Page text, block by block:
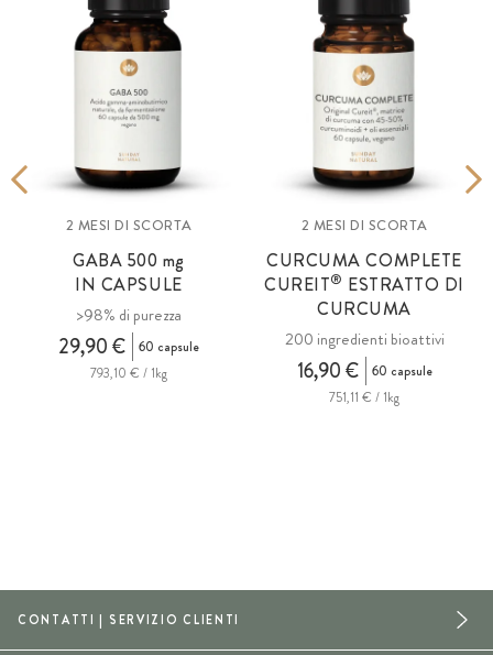
2 MESI DI SCORTA
GABA 500 mg
IN CAPSULE
>98% di purezza
29,90 €
60 capsule
793,10 € / 1kg
2 MESI DI SCORTA
CURCUMA COMPLETE
CUREIT® ESTRATTO DI
CURCUMA
200 ingredienti bioattivi
16,90 €
60 capsule
751,11 € / 1kg
CONTATTI | SERVIZIO CLIENTI